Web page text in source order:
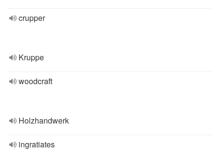
crupper
Kruppe
woodcraft
Holzhandwerk
ingratiates